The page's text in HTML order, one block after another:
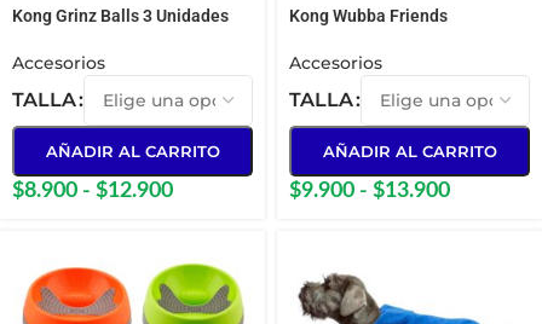
Kong Grinz Balls 3 Unidades
Accesorios
TALLA
AÑADIR AL CARRITO
$8.900 - $12.900
Kong Wubba Friends
Accesorios
TALLA
AÑADIR AL CARRITO
$9.900 - $13.900